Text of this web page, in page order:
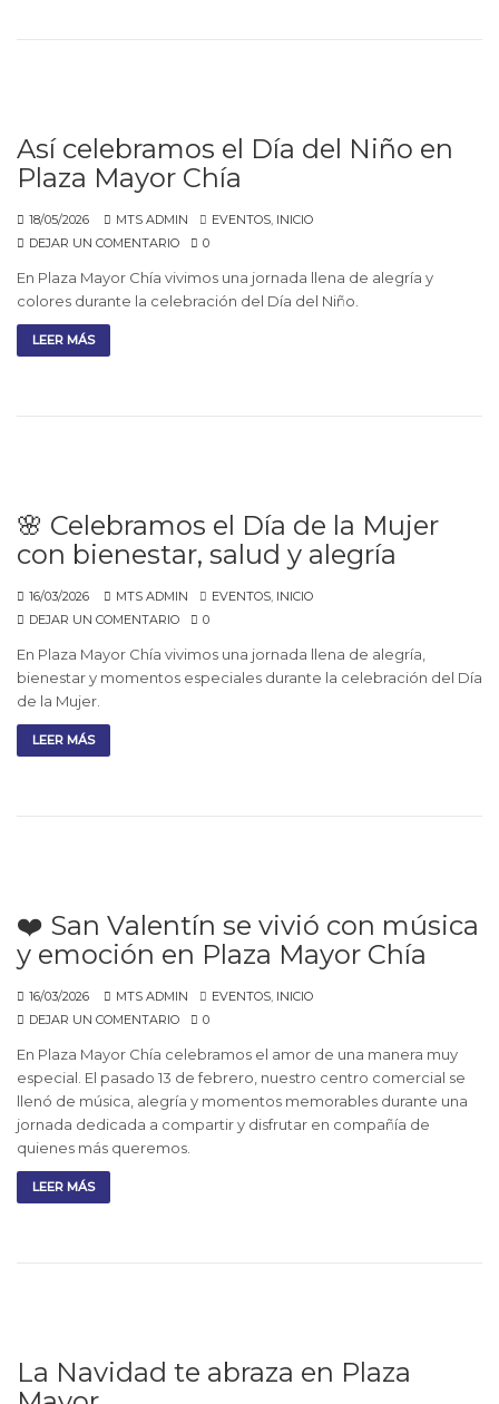
Así celebramos el Día del Niño en
Plaza Mayor Chía
18/05/2026 MTS ADMIN EVENTOS, INICIO
DEJAR UN COMENTARIO
0
En Plaza Mayor Chía vivimos una jornada llena de alegría y
colores durante la celebración del Día del Niño.
LEER MÁS
🌸 Celebramos el Día de la Mujer
con bienestar, salud y alegría
16/03/2026 MTS ADMIN EVENTOS, INICIO
DEJAR UN COMENTARIO
0
En Plaza Mayor Chía vivimos una jornada llena de alegría,
bienestar y momentos especiales durante la celebración del Día
de la Mujer.
LEER MÁS
❤️ San Valentín se vivió con música
y emoción en Plaza Mayor Chía
16/03/2026 MTS ADMIN EVENTOS, INICIO
DEJAR UN COMENTARIO
0
En Plaza Mayor Chía celebramos el amor de una manera muy
especial. El pasado 13 de febrero, nuestro centro comercial se
llenó de música, alegría y momentos memorables durante una
jornada dedicada a compartir y disfrutar en compañía de
quienes más queremos.
LEER MÁS
La Navidad te abraza en Plaza